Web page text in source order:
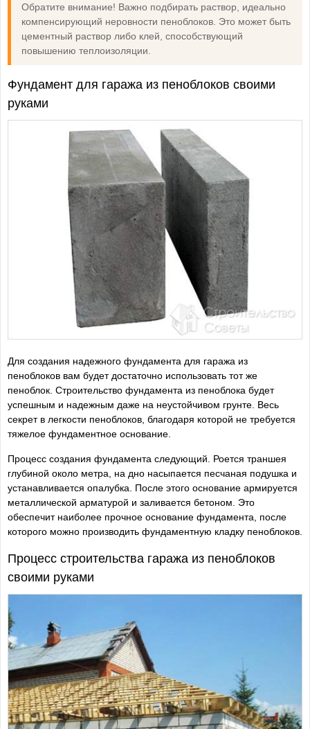
Обратите внимание! Важно подбирать раствор, идеально
компенсирующий неровности пеноблоков. Это может быть
цементный раствор либо клей, способствующий
повышению теплоизоляции.
Фундамент для гаража из пеноблоков своими
руками
Для создания надежного фундамента для гаража из
пеноблоков вам будет достаточно использовать тот же
пеноблок. Строительство фундамента из пеноблока будет
успешным и надежным даже на неустойчивом грунте. Весь
секрет в легкости пеноблоков, благодаря которой не требуется
тяжелое фундаментное основание.
Процесс создания фундамента следующий. Роется траншея
глубиной около метра, на дно насыпается песчаная подушка и
устанавливается опалубка. После этого основание армируется
металлической арматурой и заливается бетоном. Это
обеспечит наиболее прочное основание фундамента, после
которого можно производить фундаментную кладку пеноблоков.
Процесс строительства гаража из пеноблоков
своими руками